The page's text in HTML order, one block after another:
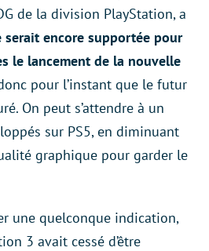
de la division PlayStation, a
serait encore supportée pour
le lancement de la nouvelle
pour l’instant que le futur
On peut s’attendre à un
sur PS5, en diminuant
graphique pour garder le
une quelconque indication,
3 avait cessé d’être